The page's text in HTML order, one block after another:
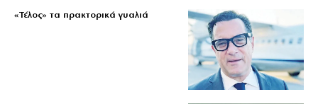
«Τέλος» τα πρακτορικά γυαλιά